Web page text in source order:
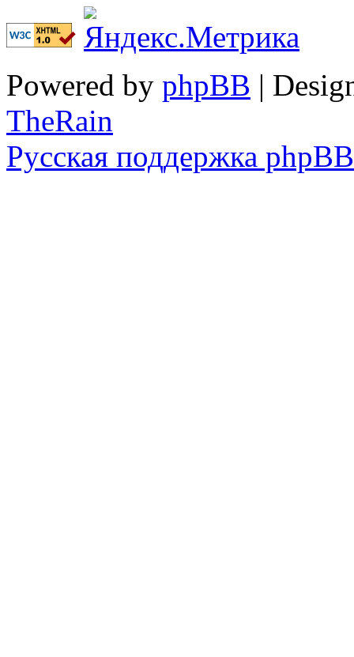
Powered by phpBB |
TheRain
Русская поддержка phpBB